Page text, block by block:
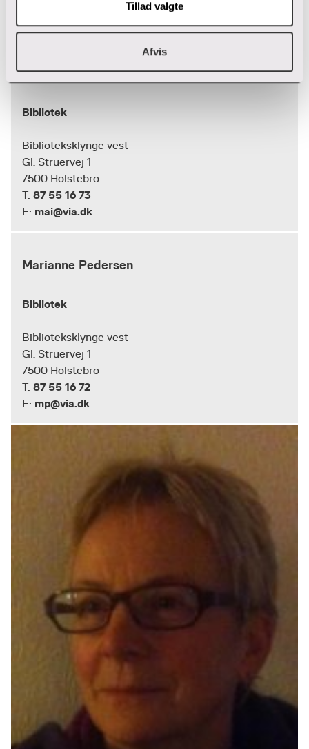
Tillad valgte
Afvis
Mai Aggerbeck
Bibliotek
Biblioteksklynge vest
Gl. Struervej 1
7500 Holstebro
T: 87 55 16 73
E: mai@via.dk
Marianne Pedersen
Bibliotek
Biblioteksklynge vest
Gl. Struervej 1
7500 Holstebro
T: 87 55 16 72
E: mp@via.dk